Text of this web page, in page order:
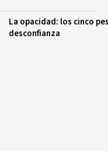
La opacidad: los cinco
desconfianza